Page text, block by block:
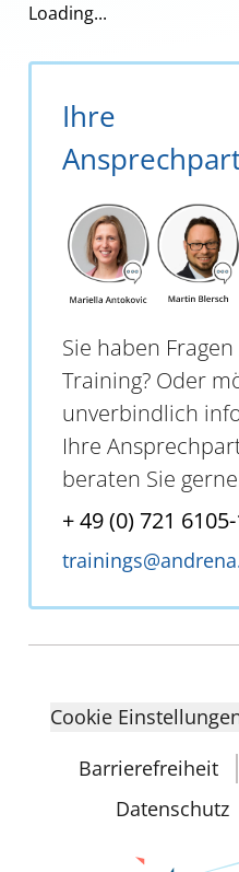
Loading...
Ihre
Sie haben
Training? Oder
unverbindlich
Ihre
beraten Sie
+ 49 (0) 721
Cookie
Barrierefreiheit
Datenschutz